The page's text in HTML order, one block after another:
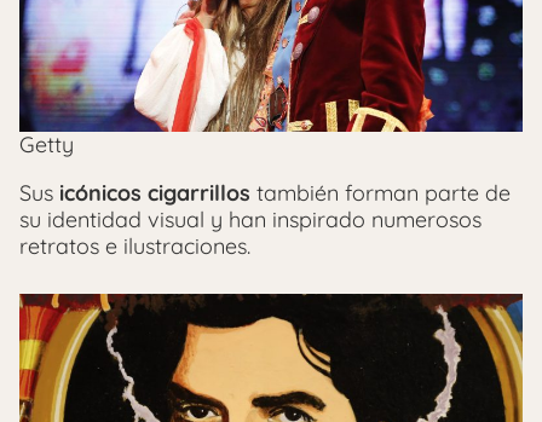
Getty
Sus icónicos cigarrillos también forman parte de
su identidad visual y han inspirado numerosos
retratos e ilustraciones.